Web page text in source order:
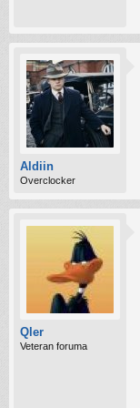
Aldiin
Overclocker
Qler
Veteran foruma